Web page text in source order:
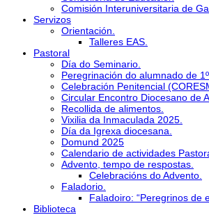
Comisión Interuniversitaria de
Servizos
Orientación.
Talleres EAS.
Pastoral
Día do Seminario.
Peregrinación do alumnado de
Celebración Penitencial
Circular Encontro Diocesano de
Recollida de alimentos.
Vixilia da Inmaculada 2025.
Día da Igrexa diocesana.
Domund 2025
Calendario de actividades
Advento, tempo de respostas.
Celebracións do Advento.
Faladorio.
Faladoiro: “Peregrinos de
Biblioteca